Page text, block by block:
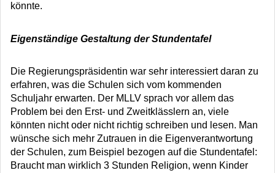
könnte.
Eigenständige Gestaltung der Stundentafel
Die Regierungspräsidentin war sehr interessiert daran zu
erfahren, was die Schulen sich vom kommenden
Schuljahr erwarten. Der MLLV sprach vor allem das
Problem bei den Erst- und Zweitklässlern an, viele
könnten nicht oder nicht richtig schreiben und lesen. Man
wünsche sich mehr Zutrauen in die Eigenverantwortung
der Schulen, zum Beispiel bezogen auf die Stundentafel:
Braucht man wirklich 3 Stunden Religion, wenn Kinder